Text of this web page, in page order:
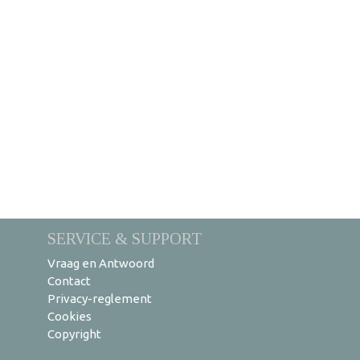
SERVICE & SUPPORT
Vraag en Antwoord
Contact
Privacy-reglement
Cookies
Copyright